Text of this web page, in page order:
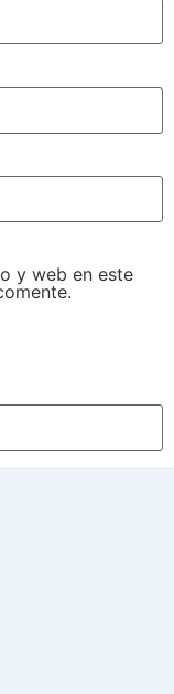
y web en este